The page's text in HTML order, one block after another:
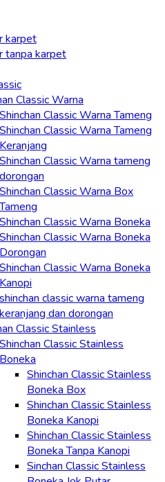
karpet
tanpa karpet
Classic Warna
Shinchan Classic Warna Tameng
Shinchan Classic Warna Tameng
Keranjang
Shinchan Classic Warna tameng
dorongan
Shinchan Classic Warna Box
Tameng
Shinchan Classic Warna Boneka
Shinchan Classic Warna Boneka
Dorongan
Shinchan Classic Warna Boneka
Kanopi
shinchan classic warna tameng
keranjang dan dorongan
Classic Stainless
Shinchan Classic Stainless
Boneka
Shinchan Classic Stainless
Boneka Box
Shinchan Classic Stainless
Boneka Kanopi
Shinchan Classic Stainless
Boneka Tanpa Kanopi
Sinchan Classic Stainless